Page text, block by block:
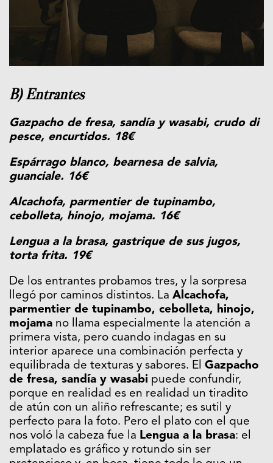
B) Entrantes
Gazpacho de fresa, sandía y wasabi, crudo di
pesce, encurtidos. 18€
Espárrago blanco, bearnesa de salvia,
guanciale. 16€
Alcachofa, parmentier de tupinambo,
cebolleta, hinojo, mojama. 16€
Lengua a la brasa, gastrique de sus jugos,
torta frita. 19€
De los entrantes probamos tres, y la sorpresa
llegó por caminos distintos. La Alcachofa,
parmentier de tupinambo, cebolleta, hinojo,
mojama no llama especialmente la atención a
primera vista, pero cuando indagas en su
interior aparece una combinación perfecta y
equilibrada de texturas y sabores. El Gazpacho
de fresa, sandía y wasabi puede confundir,
porque en realidad es en realidad un tiradito
de atún con un aliño refrescante; es sutil y
perfecto para la foto. Pero el plato con el que
nos voló la cabeza fue la Lengua a la brasa: el
emplatado es gráfico y rotundo sin ser